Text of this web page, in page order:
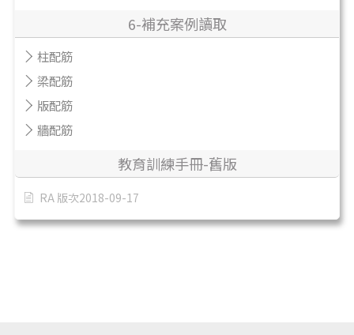
6-補充案例讀取
柱配筋
梁配筋
版配筋
牆配筋
教育訓練手冊-舊版
RA 版次2018-09-17